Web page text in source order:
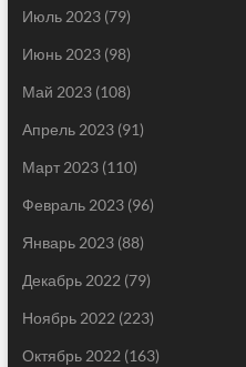
Июль 2023(79)
Июнь 2023(98)
Май 2023(108)
Апрель 2023(91)
Март 2023(110)
Февраль 2023(96)
Январь 2023(88)
Декабрь 2022 (79)
Ноябрь 2022 (223)
Октябрь 2022 (163)